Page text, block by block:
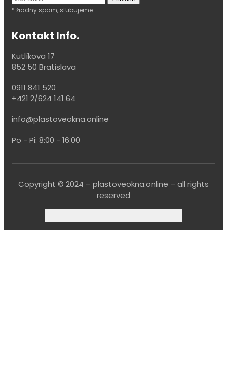
* žiadny spam, sľubujeme
Kontakt Info.
Kutlíkova 17
852 50 Bratislava
0911 841 520
+421 2/624 141 64
info@plastoveokna.online
Po - Pi: 8:00 - 16:00
Copyright © 2024 – plastoveokna.online – all rights
reserved